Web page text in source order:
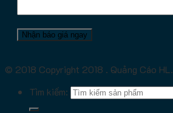
© 2018 Copyright 2018 . Quảng Cáo HL.
Tìm kiếm: